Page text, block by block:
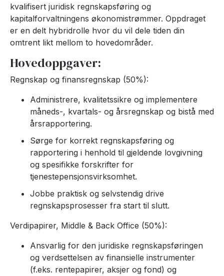
kvalifisert juridisk regnskapsføring og
kapitalforvaltningens økonomistrømmer. Oppdraget
er en delt hybridrolle hvor du vil dele tiden din
omtrent likt mellom to hovedområder.
Hovedoppgaver:
Regnskap og finansregnskap (50%):
Administrere, kvalitetssikre og implementere
måneds-, kvartals- og årsregnskap og bistå med
årsrapportering.
Sørge for korrekt regnskapsføring og
rapportering i henhold til gjeldende lovgivning
og spesifikke forskrifter for
tjenestepensjonsvirksomhet.
Jobbe praktisk og selvstendig drive
regnskapsprosesser fra start til slutt.
Verdipapirer, Middle & Back Office (50%):
Ansvarlig for den juridiske regnskapsføringen
og verdsettelsen av finansielle instrumenter
(f.eks. rentepapirer, aksjer og fond) og